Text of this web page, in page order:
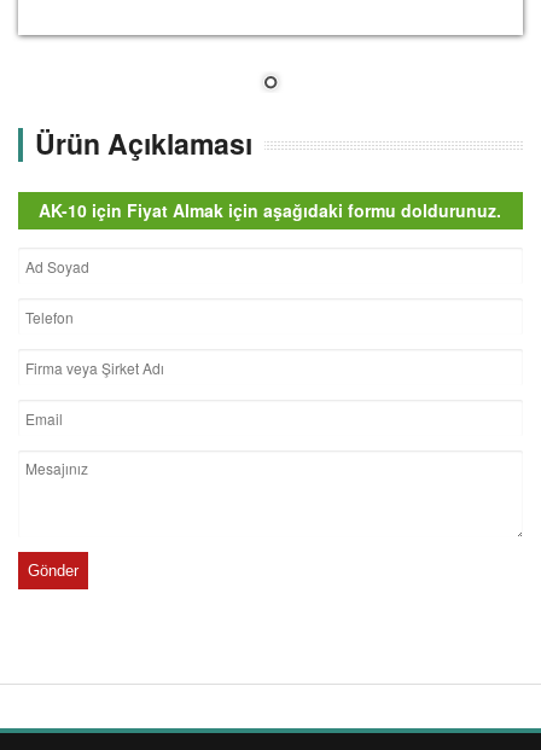
Ürün Açıklaması
AK-10 için Fiyat Almak için aşağıdaki formu doldurunuz.
Gönder